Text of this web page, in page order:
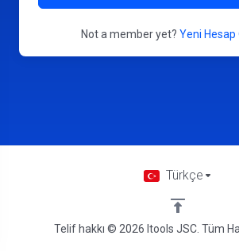
Not a member yet? Yeni Hesap
Telif hakkı © 2026 Itools JSC. Tüm
Türkçe